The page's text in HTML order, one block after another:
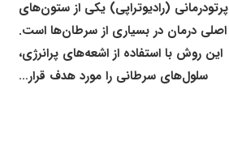
پرتودرمانی (رادیوتراپی) یکی از ستون‌های
اصلی درمان در بسیاری از سرطان‌ها است.
این روش با استفاده از اشعه‌های پرانرژی،
سلول‌های سرطانی را مورد هدف قرار…